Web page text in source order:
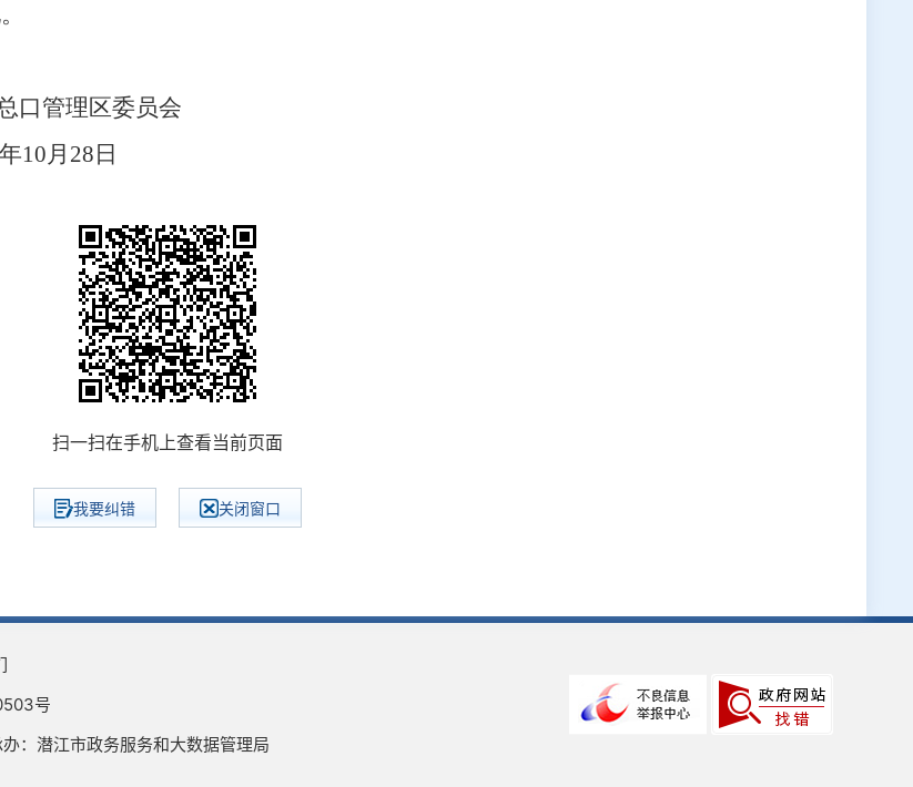
管理区委员会
10月28日
扫一扫在手机上查看当前页面
我要纠错 关闭窗口
号
：潜江市政务服务和大数据管理局